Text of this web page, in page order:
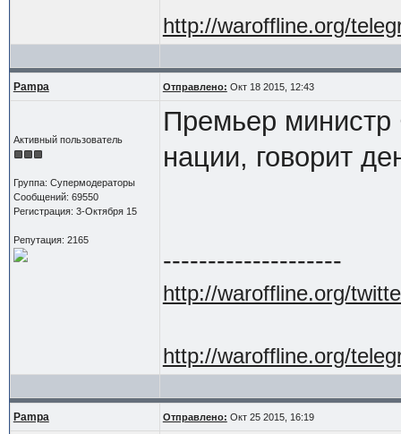
http://waroffline.org/
Pampa Отправлено: Окт 18 2015, 12:43
Активный пользователь
Группа: Супермодераторы
Сообщений: 69550
Регистрация: 3-Октября 15
Репутация: 2165
Премьер министр
нации, говорит
--------------------
http://waroffline.org/
http://waroffline.org/
Pampa Отправлено: Окт 25 2015, 16:19